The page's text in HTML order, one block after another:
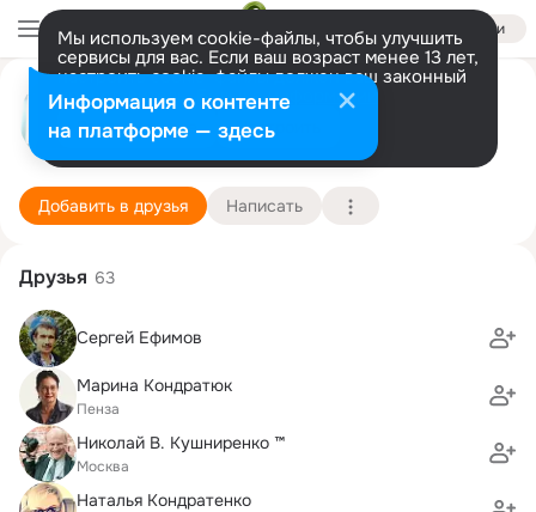
Войти
Мы используем cookie-файлы, чтобы улучшить
сервисы для вас. Если ваш возраст менее 13 лет,
настроить cookie-файлы должен ваш законный
представитель. Больше информации
Разрешить все Настроить
Ия Имшинецкая
Сергиев Посад
Большекустовская школаПодробнее
Добавить в друзья Написать
Друзья 63
Сергей Ефимов
Марина Кондратюк
Пенза
Николай В. Кушниренко ™
Москва
Наталья Кондратенко
Информация о контенте
на платформе — здесь